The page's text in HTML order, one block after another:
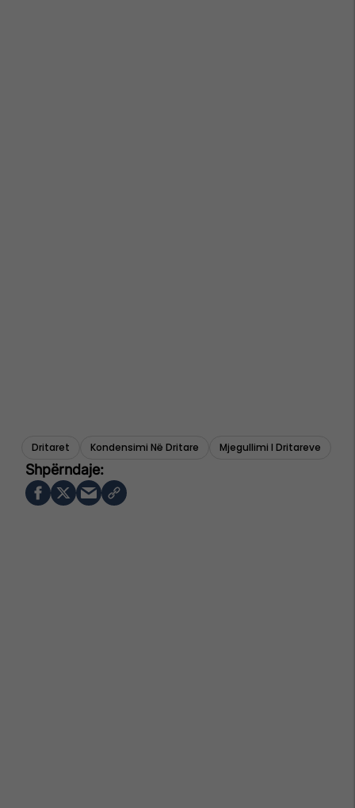
Dritaret Kondensimi Në Dritare Mjegullimi I Dritareve